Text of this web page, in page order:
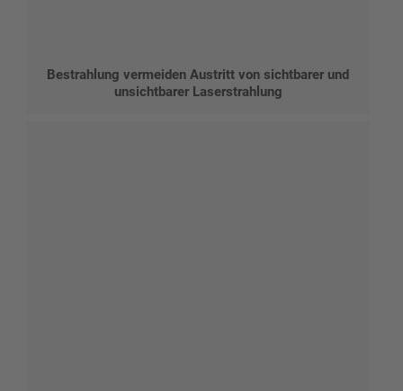
Bestrahlung vermeiden Austritt von sichtbarer und
unsichtbarer Laserstrahlung